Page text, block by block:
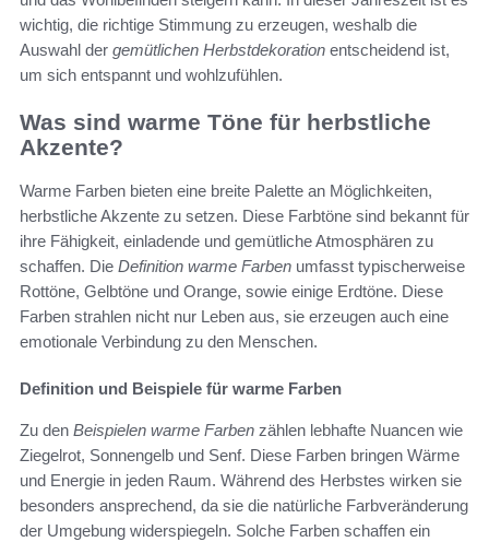
wichtig, die richtige Stimmung zu erzeugen, weshalb die
Auswahl der gemütlichen Herbstdekoration entscheidend ist,
um sich entspannt und wohlzufühlen.
Was sind warme Töne für herbstliche
Akzente?
Warme Farben bieten eine breite Palette an Möglichkeiten,
herbstliche Akzente zu setzen. Diese Farbtöne sind bekannt für
ihre Fähigkeit, einladende und gemütliche Atmosphären zu
schaffen. Die Definition warme Farben umfasst typischerweise
Rottöne, Gelbtöne und Orange, sowie einige Erdtöne. Diese
Farben strahlen nicht nur Leben aus, sie erzeugen auch eine
emotionale Verbindung zu den Menschen.
Definition und Beispiele für warme Farben
Zu den Beispielen warme Farben zählen lebhafte Nuancen wie
Ziegelrot, Sonnengelb und Senf. Diese Farben bringen Wärme
und Energie in jeden Raum. Während des Herbstes wirken sie
besonders ansprechend, da sie die natürliche Farbveränderung
der Umgebung widerspiegeln. Solche Farben schaffen ein